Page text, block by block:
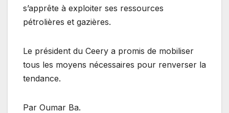
s’apprête à exploiter ses ressources
pétrolières et gazières.
Le président du Ceery a promis de mobiliser
tous les moyens nécessaires pour renverser la
tendance.
Par Oumar Ba.